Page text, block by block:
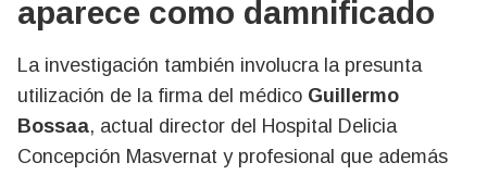
aparece como damnificado
La investigación también involucra la presunta
utilización de la firma del médico Guillermo
Bossaa, actual director del Hospital Delicia
Concepción Masvernat y profesional que además